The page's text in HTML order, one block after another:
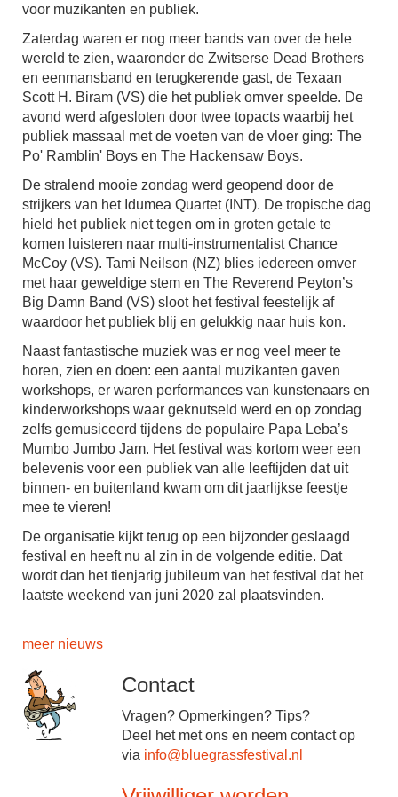
voor muzikanten en publiek.
Zaterdag waren er nog meer bands van over de hele
wereld te zien, waaronder de Zwitserse Dead Brothers
en eenmansband en terugkerende gast, de Texaan
Scott H. Biram (VS) die het publiek omver speelde. De
avond werd afgesloten door twee topacts waarbij het
publiek massaal met de voeten van de vloer ging: The
Po' Ramblin' Boys en The Hackensaw Boys.
De stralend mooie zondag werd geopend door de
strijkers van het Idumea Quartet (INT). De tropische dag
hield het publiek niet tegen om in groten getale te
komen luisteren naar multi-instrumentalist Chance
McCoy (VS). Tami Neilson (NZ) blies iedereen omver
met haar geweldige stem en The Reverend Peyton’s
Big Damn Band (VS) sloot het festival feestelijk af
waardoor het publiek blij en gelukkig naar huis kon.
Naast fantastische muziek was er nog veel meer te
horen, zien en doen: een aantal muzikanten gaven
workshops, er waren performances van kunstenaars en
kinderworkshops waar geknutseld werd en op zondag
zelfs gemusiceerd tijdens de populaire Papa Leba’s
Mumbo Jumbo Jam. Het festival was kortom weer een
belevenis voor een publiek van alle leeftijden dat uit
binnen- en buitenland kwam om dit jaarlijkse feestje
mee te vieren!
De organisatie kijkt terug op een bijzonder geslaagd
festival en heeft nu al zin in de volgende editie. Dat
wordt dan het tienjarig jubileum van het festival dat het
laatste weekend van juni 2020 zal plaatsvinden.
meer nieuws
Contact
Vragen? Opmerkingen? Tips?
Deel het met ons en neem contact op
via info@bluegrassfestival.nl